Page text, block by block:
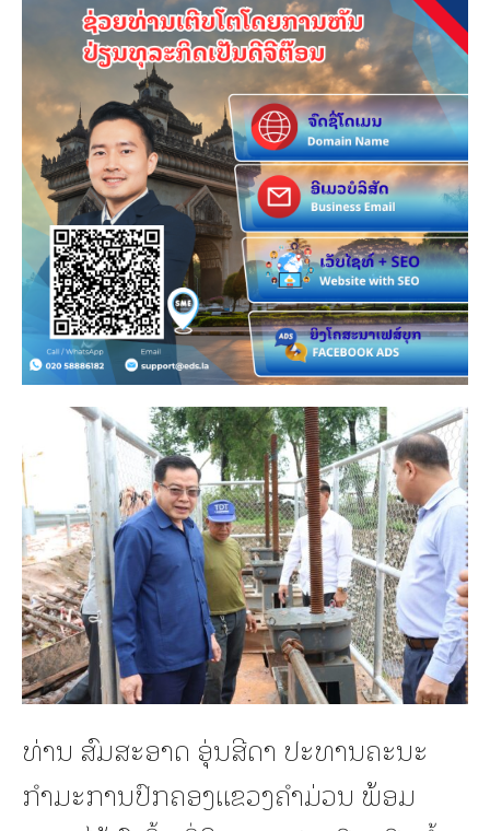
ທ່ານ ສົມສະອາດ ອຸ່ນສີດາ ປະທານຄະນະ
ກຳມະການປົກຄອງແຂວງຄໍາມ່ວນ ພ້ອມ